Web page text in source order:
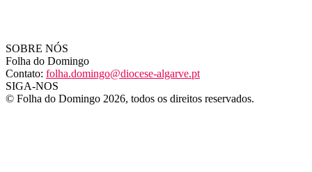
SOBRE NÓS
Folha do Domingo
Contato: folha.domingo@diocese-algarve.pt
SIGA-NOS
© Folha do Domingo 2026, todos os direitos reservados.